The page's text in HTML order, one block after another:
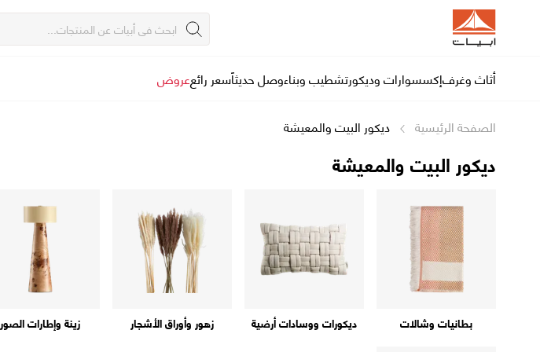
أثاث وغرفإكسسوارات وديكورتشطيب وبناءوصل حديثاًسعر رائععروض
الصفحة الرئيسية ديكور البيت والمعيشة
ديكور البيت والمعيشة
بطانيات وشالات ديكورات ووسادات أرضية زهور وأوراق الأشجار زينة وإطارات الصور